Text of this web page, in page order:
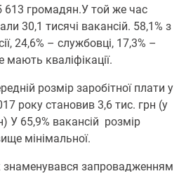
613 громадян.У той же час
30,1 тисячі вакансій. 58,1% з
24,6% – службовці, 17,3% –
мають кваліфікації.
розмір заробітної плати у
року становив 3,6 тис. грн (у
У 65,9% вакансій розмір
мінімальної.
знаменувався запровадженням